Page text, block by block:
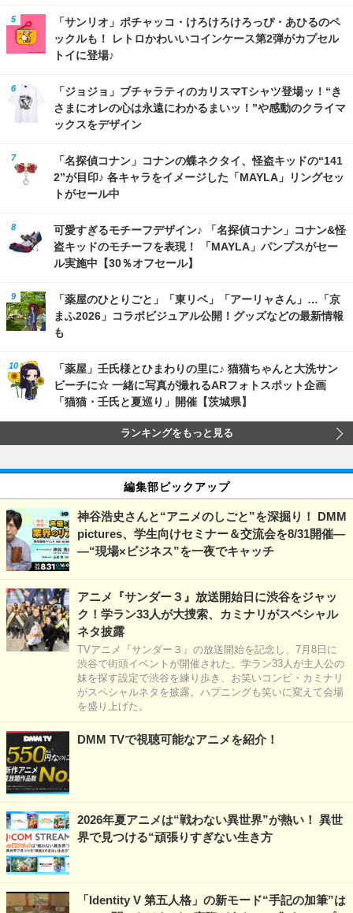
「サンリオ」ポチャッコ・けろけろけろっぴ・あひるのペ
ックルも！ レトロかわいいコインケース第2弾がカプセル
トイに登場♪
「ジョジョ」ブチャラティのカリスマTシャツ登場ッ！“き
さまにオレの心は永遠にわかるまいッ！”や感動のクライマ
ックスをデザイン
「名探偵コナン」コナンの蝶ネクタイ、怪盗キッドの“141
2”が目印♪ 各キャラをイメージした「MAYLA」リングセッ
トがセール中
可愛すぎるモチーフデザイン♪ 「名探偵コナン」コナン&怪
盗キッドのモチーフを表現！ 「MAYLA」パンプスがセー
ル実施中【30％オフセール】
「薬屋のひとりごと」「東リベ」「アーリャさん」…「京
まふ2026」コラボビジュアル公開！グッズなどの最新情報
も
「薬屋」壬氏様とひまわりの里に♪ 猫猫ちゃんと大洗サン
ビーチに☆ 一緒に写真が撮れるARフォトスポット企画
「猫猫・壬氏と夏巡り」開催【茨城県】
ランキングをもっと見る
編集部ピックアップ
神谷浩史さんと“アニメのしごと”を深掘り！ DMM
pictures、学生向けセミナー＆交流会を8/31開催―
―“現場×ビジネス”を一夜でキャッチ
アニメ『サンダー３』放送開始日に渋谷をジャッ
ク！学ラン33人が大捜索、カミナリがスペシャル
ネタ披露
TVアニメ『サンダー３』の放送開始を記念し、7月8日に
渋谷で街頭イベントが開催された。学ラン33人が主人公の
妹を探す設定で渋谷を練り歩き、お笑いコンビ・カミナリ
がスペシャルネタを披露。ハプニングも笑いに変えて会場
を盛り上げた。
DMM TVで視聴可能なアニメを紹介！
2026年夏アニメは“戦わない異世界”が熱い！ 異世
界で見つける“頑張りすぎない生き方
「Identity V 第五人格」の新モード“手記の加筆”は